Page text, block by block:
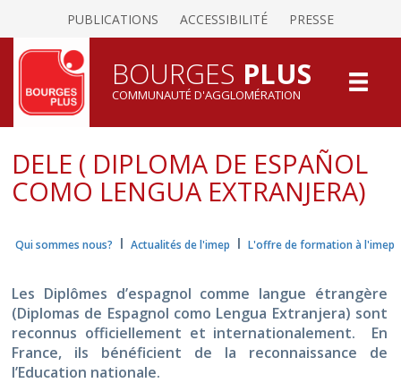
PUBLICATIONS ACCESSIBILITÉ PRESSE
BOURGES PLUS
COMMUNAUTÉ D'AGGLOMÉRATION
DELE ( DIPLOMA DE ESPAÑOL
COMO LENGUA EXTRANJERA)
Qui sommes nous? I Actualités de l'imep I L'offre de formation à l'imep
Les Diplômes d’espagnol comme langue étrangère
(Diplomas de Espagnol como Lengua Extranjera) sont
reconnus officiellement et internationalement. En
France, ils bénéficient de la reconnaissance de
l’Education nationale.